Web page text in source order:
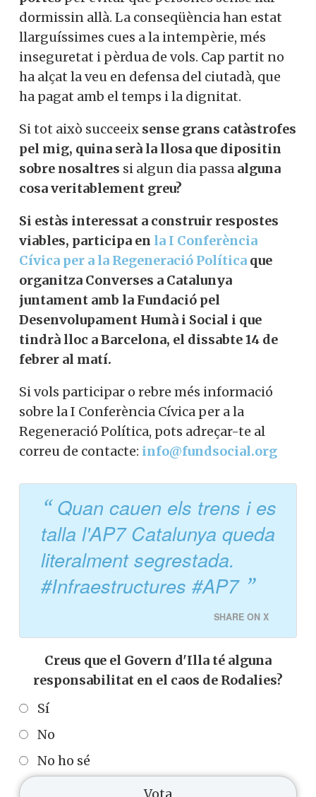
de
traslladar a la gent comuna els
dèficits de la mala gestió pública,
com ha
passat amb les
ocupacions
d’habitatges,la
congestió crònica de
l’AP-7
i ara amb l’aeroport de Barcelona,
on es va adoptar la
mesura absurda
restringir l’accés a la Terminal a només
dues portesper evitar que persones sense
llar dormissin allà. La conseqüència han
estat llarguíssimes cues a la intempèrie,
partit no ha alçat la veu en defensa del
ciutadà, que ha pagat amb el temps i la
dignitat.
Si tot això succeeixsense grans
catàstrofes pel mig,quina serà la llosa
que dipositin sobre nosaltressi algun dia
passaalguna cosa veritablement greu?
Si estàs interessat a construir respostes
viables, participa enla I Conferència
Cívica per a la Regeneració Políticaque
organitza Converses a Catalunya
Desenvolupament Humà i Social i que
tindrà lloc a Barcelona, el dissabte 14 de
febrer al matí.
Si vols participar o rebre més informació
sobre la I Conferència Cívica per a la
info@fundsocial.org
Quan cauen els trens i
es talla l'AP7 Catalunya
queda literalment
segrestada.
#Infraestructures #AP7